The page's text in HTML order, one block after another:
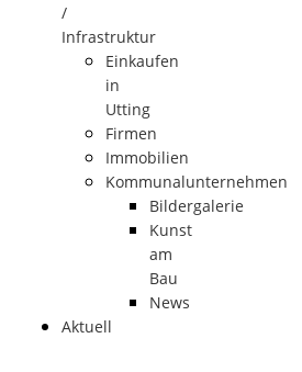
/
Infrastruktur
Einkaufen
in
Utting
Firmen
Immobilien
Kommunalunternehmen
Bildergalerie
Kunst
am
Bau
News
Aktuell